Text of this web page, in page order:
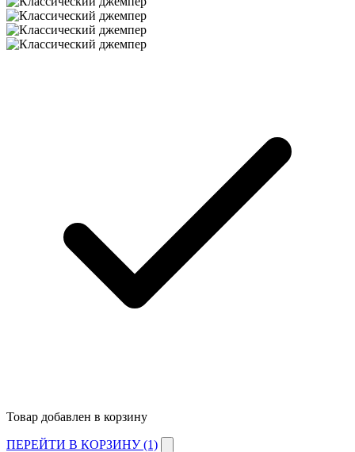
Товар добавлен в корзину
ПЕРЕЙТИ В КОРЗИНУ (1)